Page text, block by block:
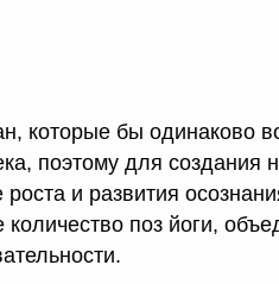
которые бы одинаково
поэтому для создания
и развития
поз йоги,